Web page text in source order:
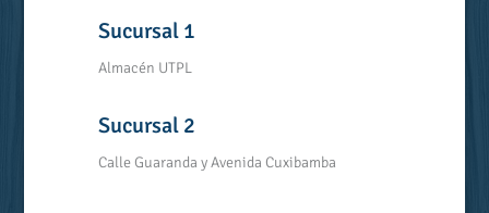
Sucursal 1
Almacén UTPL
Sucursal 2
Calle Guaranda y Avenida Cuxibamba